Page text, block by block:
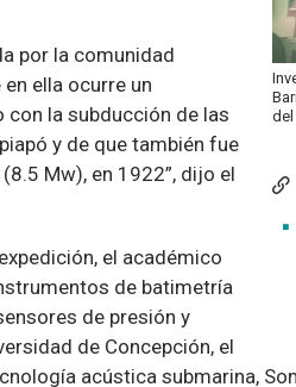
del
por la comunidad
ella ocurre un
la subducción de las
y de que también fue
Mw), en 1922”, dijo el
el académico
de batimetría
de presión y
de Concepción, el
acústica submarina,